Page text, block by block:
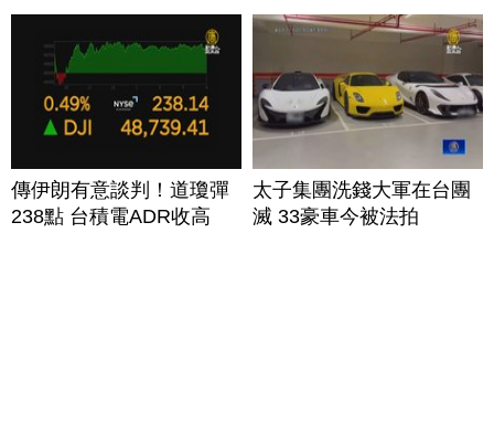
傳伊朗有意談判！道瓊彈
238點 台積電ADR收高
太子集團洗錢大軍在台團
滅 33豪車今被法拍